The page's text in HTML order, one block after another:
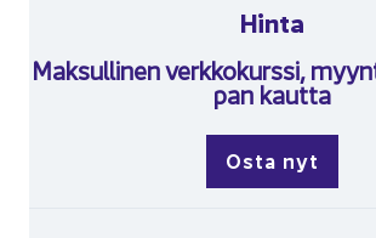
Hinta
Mak­sul­li­nen verk­ko­kurs­si,
pan kaut­ta
Osta nyt